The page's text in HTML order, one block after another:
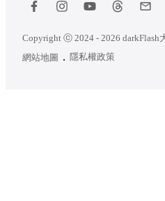
Copyright ⓒ 2024 - 2026 darkFlash
網站地圖
隱私權政策